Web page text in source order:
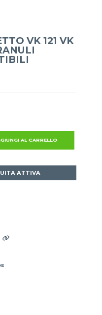
VK 121 VK
AL CARRELLO
ATTIVA